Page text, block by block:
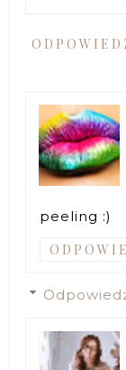
peeling :)